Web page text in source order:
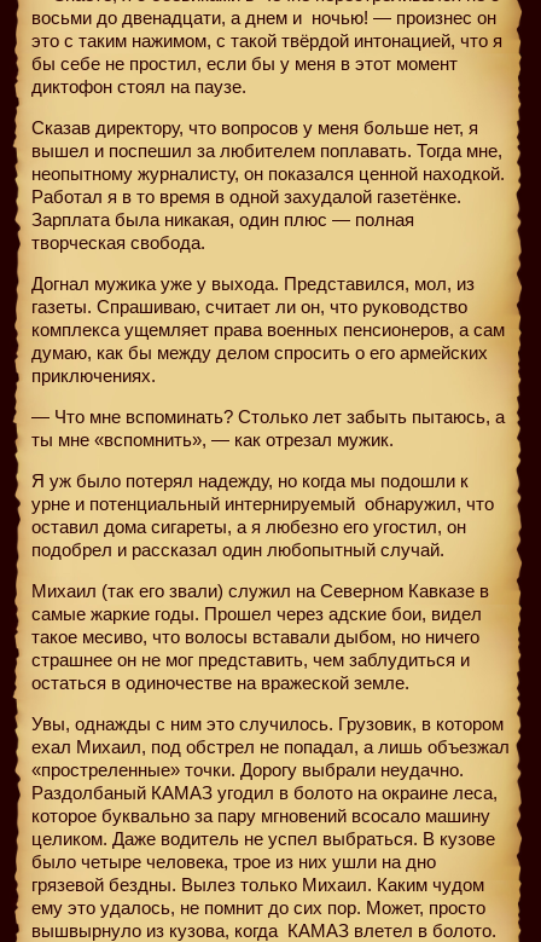
восьми до двенадцати, а днем и ночью! — произнес он
это с таким нажимом, с такой твёрдой интонацией, что я
бы себе не простил, если бы у меня в этот момент
диктофон стоял на паузе.
Сказав директору, что вопросов у меня больше нет, я
вышел и поспешил за любителем поплавать. Тогда мне,
неопытному журналисту, он показался ценной находкой.
Работал я в то время в одной захудалой газетёнке.
Зарплата была никакая, один плюс — полная
творческая свобода.
Догнал мужика уже у выхода. Представился, мол, из
газеты. Спрашиваю, считает ли он, что руководство
комплекса ущемляет права военных пенсионеров, а сам
думаю, как бы между делом спросить о его армейских
приключениях.
— Что мне вспоминать? Столько лет забыть пытаюсь, а
ты мне «вспомнить», — как отрезал мужик.
Я уж было потерял надежду, но когда мы подошли к
урне и потенциальный интернируемый обнаружил, что
оставил дома сигареты, а я любезно его угостил, он
подобрел и рассказал один любопытный случай.
Михаил (так его звали) служил на Северном Кавказе в
самые жаркие годы. Прошел через адские бои, видел
такое месиво, что волосы вставали дыбом, но ничего
страшнее он не мог представить, чем заблудиться и
остаться в одиночестве на вражеской земле.
Увы, однажды с ним это случилось. Грузовик, в котором
ехал Михаил, под обстрел не попадал, а лишь объезжал
«простреленные» точки. Дорогу выбрали неудачно.
Раздолбаный КАМАЗ угодил в болото на окраине леса,
которое буквально за пару мгновений всосало машину
целиком. Даже водитель не успел выбраться. В кузове
было четыре человека, трое из них ушли на дно
грязевой бездны. Вылез только Михаил. Каким чудом
ему это удалось, не помнит до сих пор. Может, просто
вышвырнуло из кузова, когда КАМАЗ влетел в болото.